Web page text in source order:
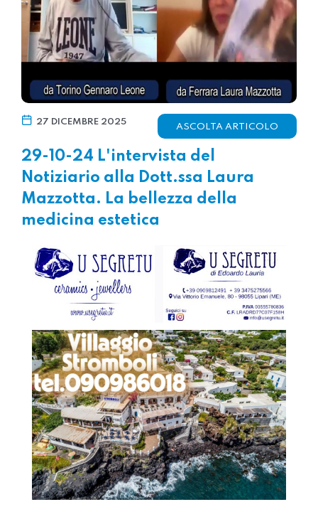
27 DICEMBRE 2025
ASCOLTA ARTICOLO
29-10-24 L'intervista del
Notiziario alla Dott.ssa Laura
Mazzotta. La bellezza della
medicina estetica